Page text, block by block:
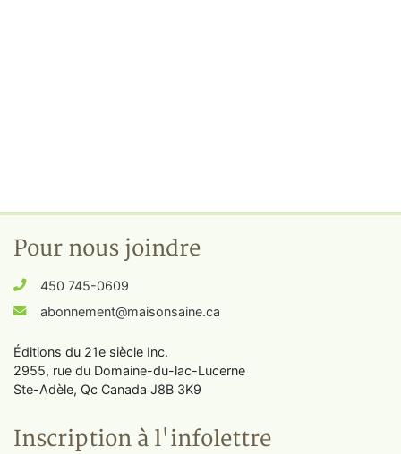
Pour nous joindre
450 745-0609
abonnement@maisonsaine.ca
Éditions du 21e siècle Inc.
2955, rue du Domaine-du-lac-Lucerne
Ste-Adèle, Qc Canada J8B 3K9
Inscription à l'infolettre